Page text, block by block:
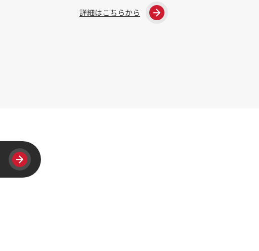
詳細はこちらから